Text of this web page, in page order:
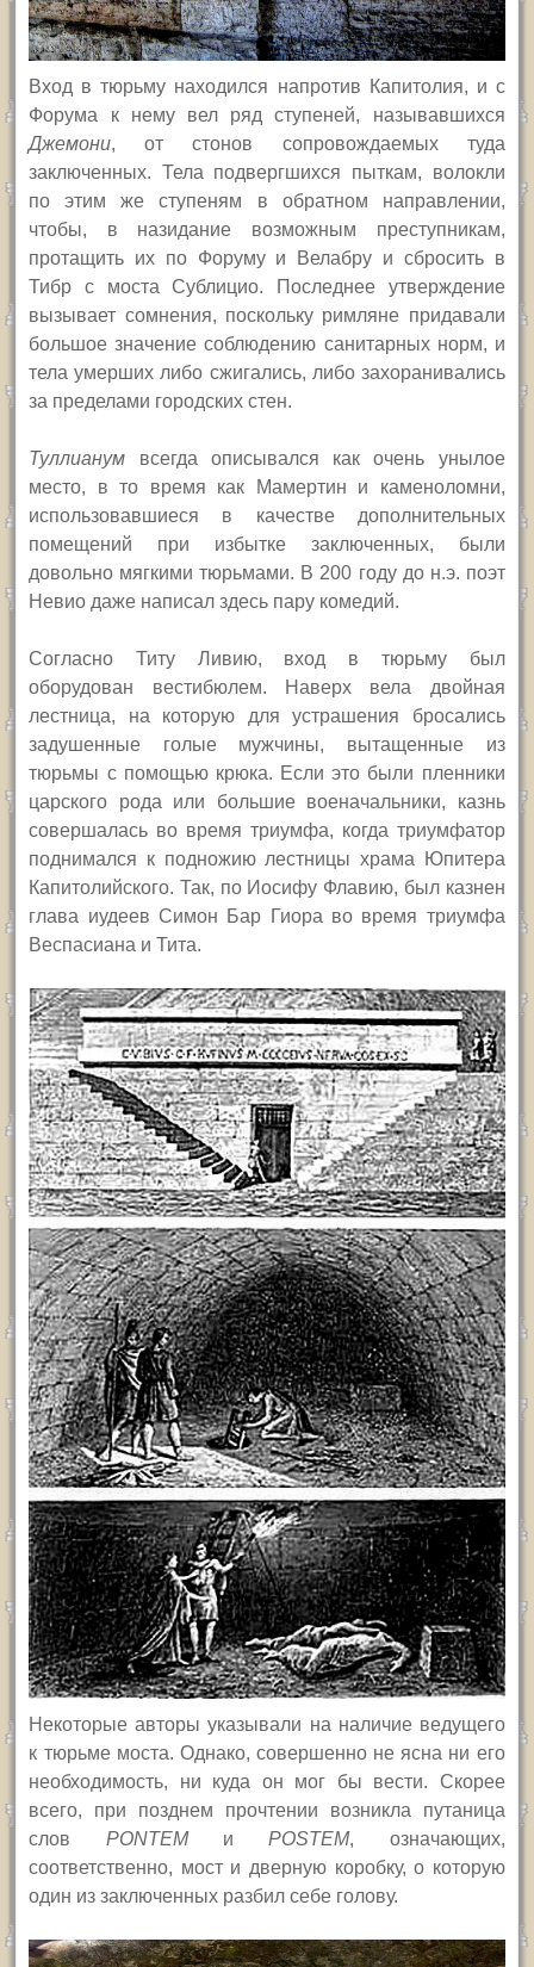
Вход в тюрьму находился напротив Капитолия, и с
Форума к нему вел ряд ступеней, называвшихся
Джемони, от стонов сопровождаемых туда
заключенных. Тела подвергшихся пыткам, волокли
по этим же ступеням в обратном направлении,
чтобы, в назидание возможным преступникам,
протащить их по Форуму и Велабру и сбросить в
Тибр с моста Сублицио.
Последнее утверждение
вызывает сомнения, поскольку римляне придавали
большое значение соблюдению санитарных норм, и
тела умерших либо сжигались, либо захоранивались
за пределами городских стен.
Туллианум всегда описывался как очень унылое
место, в то время как Мамертин и каменоломни,
использовавшиеся в качестве дополнительных
помещений при избытке заключенных, были
довольно мягкими тюрьмами. В 200 году до н.э. поэт
Невио даже написал здесь пару комедий.
Согласно Титу Ливию, вход в тюрьму был
оборудован вестибюлем. Наверх вела двойная
лестница, на которую для устрашения бросались
задушенные голые мужчины, вытащенные из
тюрьмы с помощью крюка. Если это были пленники
царского рода или большие военачальники, казнь
совершалась во время триумфа, когда триумфатор
поднимался к подножию лестницы храма Юпитера
Капитолийского. Так, по Иосифу Флавию, был казнен
глава иудеев Симон Бар Гиора во время триумфа
Веспасиана и Тита.
Некоторые авторы указывали на наличие ведущего
к тюрьме моста. Однако, совершенно не ясна ни его
необходимость, ни куда он мог бы вести. Скорее
всего, при позднем прочтении возникла путаница
слов PONTEMиPOSTEM, означающих,
соответственно, мост и дверную коробку, о которую
один из заключенных разбил себе голову.